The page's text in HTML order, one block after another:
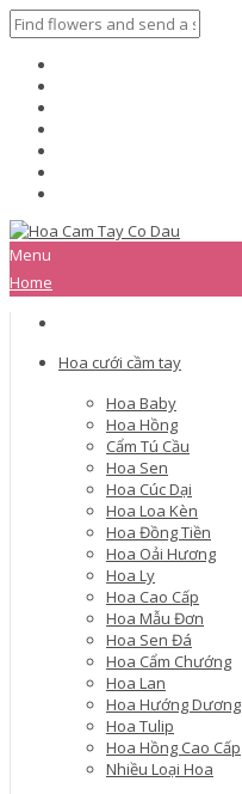
Menu
Home
Hoa cưới cầm tay
Hoa Baby
Hoa Hồng
Cẩm Tú Cầu
Hoa Sen
Hoa Cúc Dại
Hoa Loa Kèn
Hoa Đồng Tiền
Hoa Oải Hương
Hoa Ly
Hoa Cao Cấp
Hoa Mẫu Đơn
Hoa Sen Đá
Hoa Cẩm Chướng
Hoa Lan
Hoa Hướng Dương
Hoa Tulip
Hoa Hồng Cao Cấp
Nhiều Loại Hoa